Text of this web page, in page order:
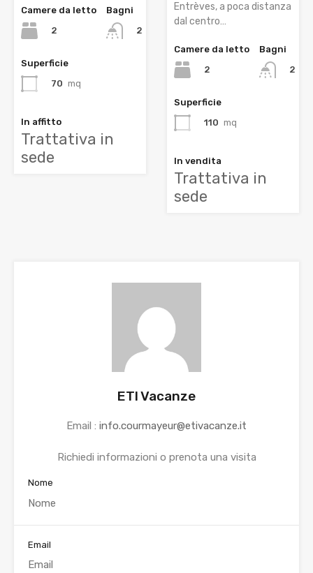
Camere da letto
2
Bagni
2
Superficie
70 mq
In affitto
Trattativa in
sede
Entrèves, a poca distanza
dal centro…
Camere da letto
2
Bagni
2
Superficie
110 mq
In vendita
Trattativa in
sede
ETI Vacanze
Email : info.courmayeur@etivacanze.it
Richiedi informazioni o prenota una visita
Nome
Email